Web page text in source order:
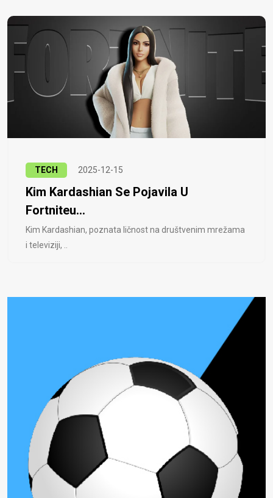
TECH 2025-12-15
Kim Kardashian Se Pojavila U
Fortniteu...
Kim Kardashian, poznata ličnost na društvenim mrežama
i televiziji, ..